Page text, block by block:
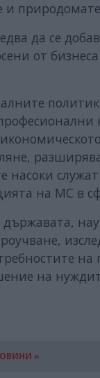
и
да се
от
насоки
на МС в
на
»